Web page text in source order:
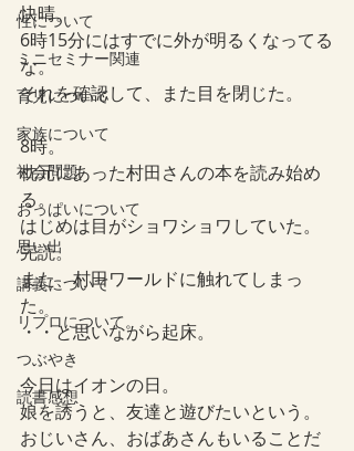
性について
ミニセミナー関連
育児について
家族について
社会問題
おっぱいについて
思い出
講義について
リプロについて。
つぶやき
読書感想
快晴。
6時15分にはすでに外が明るくなってる
な。
それを確認して、また目を閉じた。
8時。
枕元にあった村田さんの本を読み始め
る。
はじめは目がショワショワしていた。
完読。
また、村田ワールドに触れてしまっ
た。
・・と思いながら起床。
今日はイオンの日。
娘を誘うと、友達と遊びたいという。
おじいさん、おばあさんもいることだ